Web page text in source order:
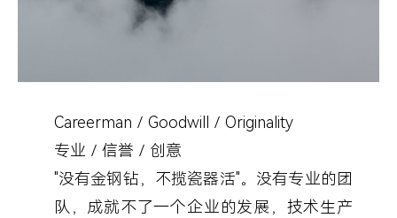
Careerman／Goodwill／Originality
专业／信誉／创意
"没有金钢钻，不揽瓷器活"。没有专业的团
队，成就不了一个企业的发展，技术生产